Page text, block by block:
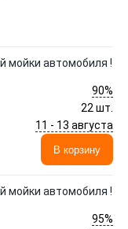
мойки автомобиля !
90%
22 шт.
11 - 13 августа
В корзину
мойки автомобиля !
95%